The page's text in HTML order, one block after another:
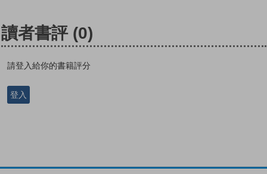
讀者書評 (0)
請登入給你的書籍評分
登入